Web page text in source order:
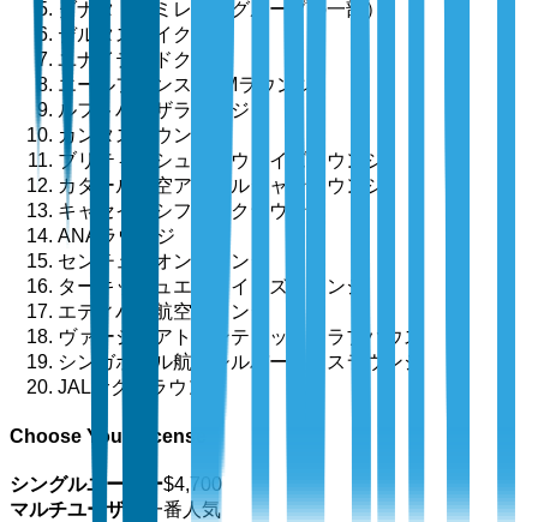
ダナタ（エミレーツグループの一部）
デルタスカイクラブ
ユナイテッドクラブ
エールフランス-KLMラウンジ
ルフトハンザラウンジ
カンタスラウンジ
ブリティッシュエアウェイズラウンジ
カタール航空アルモルジャンラウンジ
キャセイパシフィックラウンジ
ANAラウンジ
センチュリオンラウンジ
ターキッシュエアラインズラウンジ
エティハド航空ラウンジ
ヴァージンアトランティッククラブハウス
シンガポール航空シルバークリスラウンジ
JALサクララウンジ
Choose Your License
シングルユーザー$4,700
マルチユーザー
一番人気